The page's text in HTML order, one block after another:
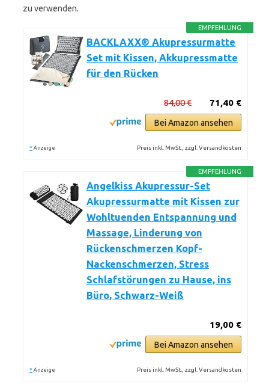
zu verwenden.
EMPFEHLUNG
BACKLAXX® Akupressurmatte
Set mit Kissen, Akkupressmatte
für den Rücken
71,40 €
84,00 €
Bei Amazon ansehen
* Anzeige Preis inkl. MwSt., zzgl. Versandkosten
EMPFEHLUNG
Angelkiss Akupressur-Set
Akupressurmatte mit Kissen zur
Wohltuenden Entspannung und
Massage, Linderung von
Rückenschmerzen Kopf-
Nackenschmerzen, Stress
Schlafstörungen zu Hause, ins
Büro, Schwarz-Weiß
19,00 €
Bei Amazon ansehen
* Anzeige Preis inkl. MwSt., zzgl. Versandkosten